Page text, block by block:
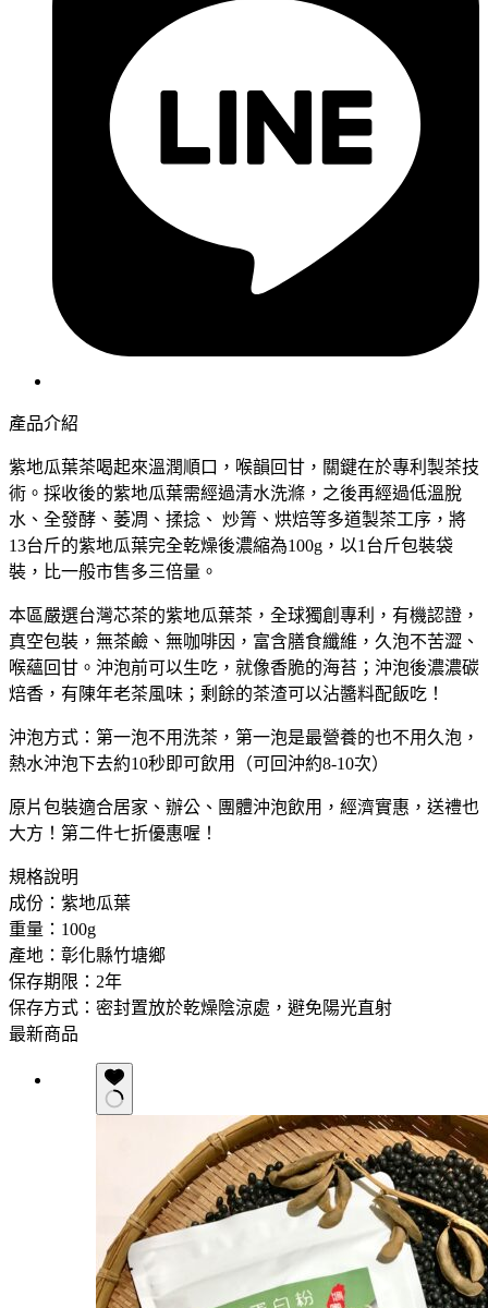
產品介紹
紫地瓜葉茶喝起來溫潤順口，喉韻回甘，關鍵在於專利製茶技
術。採收後的紫地瓜葉需經過清水洗滌，之後再經過低溫脫
水、全發酵、萎凋、揉捻、 炒箐、烘焙等多道製茶工序，將
13台斤的紫地瓜葉完全乾燥後濃縮為100g，以1台斤包裝袋
裝，比一般市售多三倍量。
本區嚴選台灣芯茶的紫地瓜葉茶，全球獨創專利，有機認證，
真空包裝，無茶鹼、無咖啡因，富含膳食纖維，久泡不苦澀、
喉蘊回甘。沖泡前可以生吃，就像香脆的海苔；沖泡後濃濃碳
焙香，有陳年老茶風味；剩餘的茶渣可以沾醬料配飯吃！
沖泡方式：第一泡不用洗茶，第一泡是最營養的也不用久泡，
熱水沖泡下去約10秒即可飲用（可回沖約8-10次）
原片包裝適合居家、辦公、團體沖泡飲用，經濟實惠，送禮也
大方！第二件七折優惠喔！
規格說明
成份：紫地瓜葉
重量：100g
產地：彰化縣竹塘鄉
保存期限：2年
保存方式：密封置放於乾燥陰涼處，避免陽光直射
最新商品